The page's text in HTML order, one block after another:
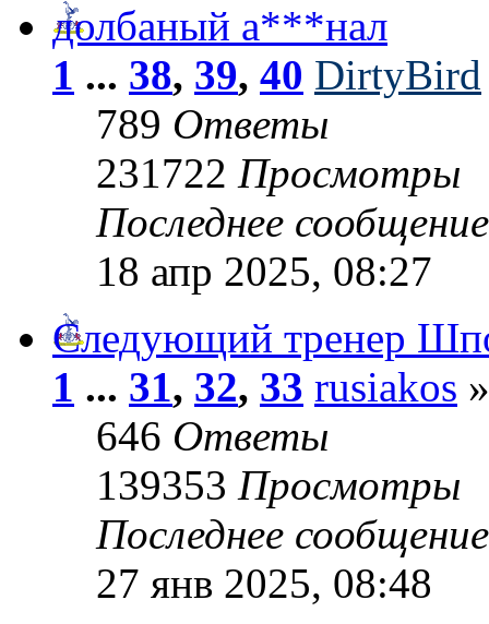
долбаный а***нал
1 ... 38, 39, 40 DirtyBird
789 Ответы
231722 Просмотры
Последнее
18 апр 2025, 08:27
Следующий тренер
1 ... 31, 32, 33 rusiakos
646 Ответы
139353 Просмотры
Последнее
27 янв 2025, 08:48